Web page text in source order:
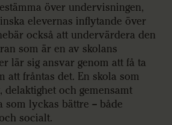
över undervisningen,
elevernas inflytande över
också att undervärdera den
som är en av skolans
lär sig ansvar genom att få ta
att fråntas det. En skola som
delaktighet och gemensamt
som lyckas bättre – både
socialt.